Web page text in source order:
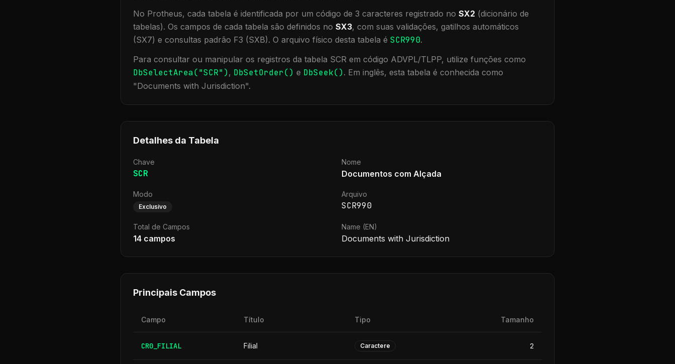
No Protheus, cada tabela é identificada por um código de 3 caracteres registrado no SX2 (dicionário de
tabelas). Os campos de cada tabela são definidos no SX3, com suas validações, gatilhos automáticos
(SX7) e consultas padrão F3 (SXB). O arquivo físico desta tabela é SCR990.
Para consultar ou manipular os registros da tabela SCR em código ADVPL/TLPP, utilize funções como
DbSelectArea("SCR"), DbSetOrder() e DbSeek(). Em inglês, esta tabela é conhecida como
"Documents with Jurisdiction".
Detalhes da Tabela
Chave
SCR
Nome
Documentos com Alçada
Modo
Exclusivo
Arquivo
SCR990
Total de Campos
14 campos
Name (EN)
Documents with Jurisdiction
Principais Campos
Campo Título Tipo Tamanho
CR0_FILIAL Filial Caractere 2